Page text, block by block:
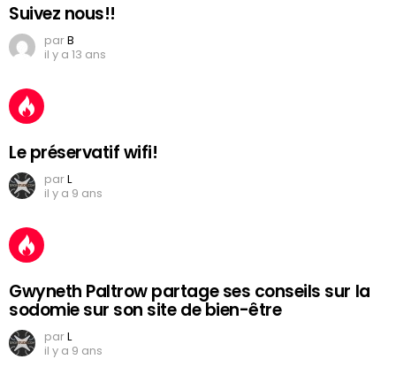
Suivez nous!!
parB
il y a 13 ans
Le préservatif wifi!
parL
il y a 9 ans
Gwyneth Paltrow partage ses conseils sur la
sodomie sur son site de bien-être
parL
il y a 9 ans